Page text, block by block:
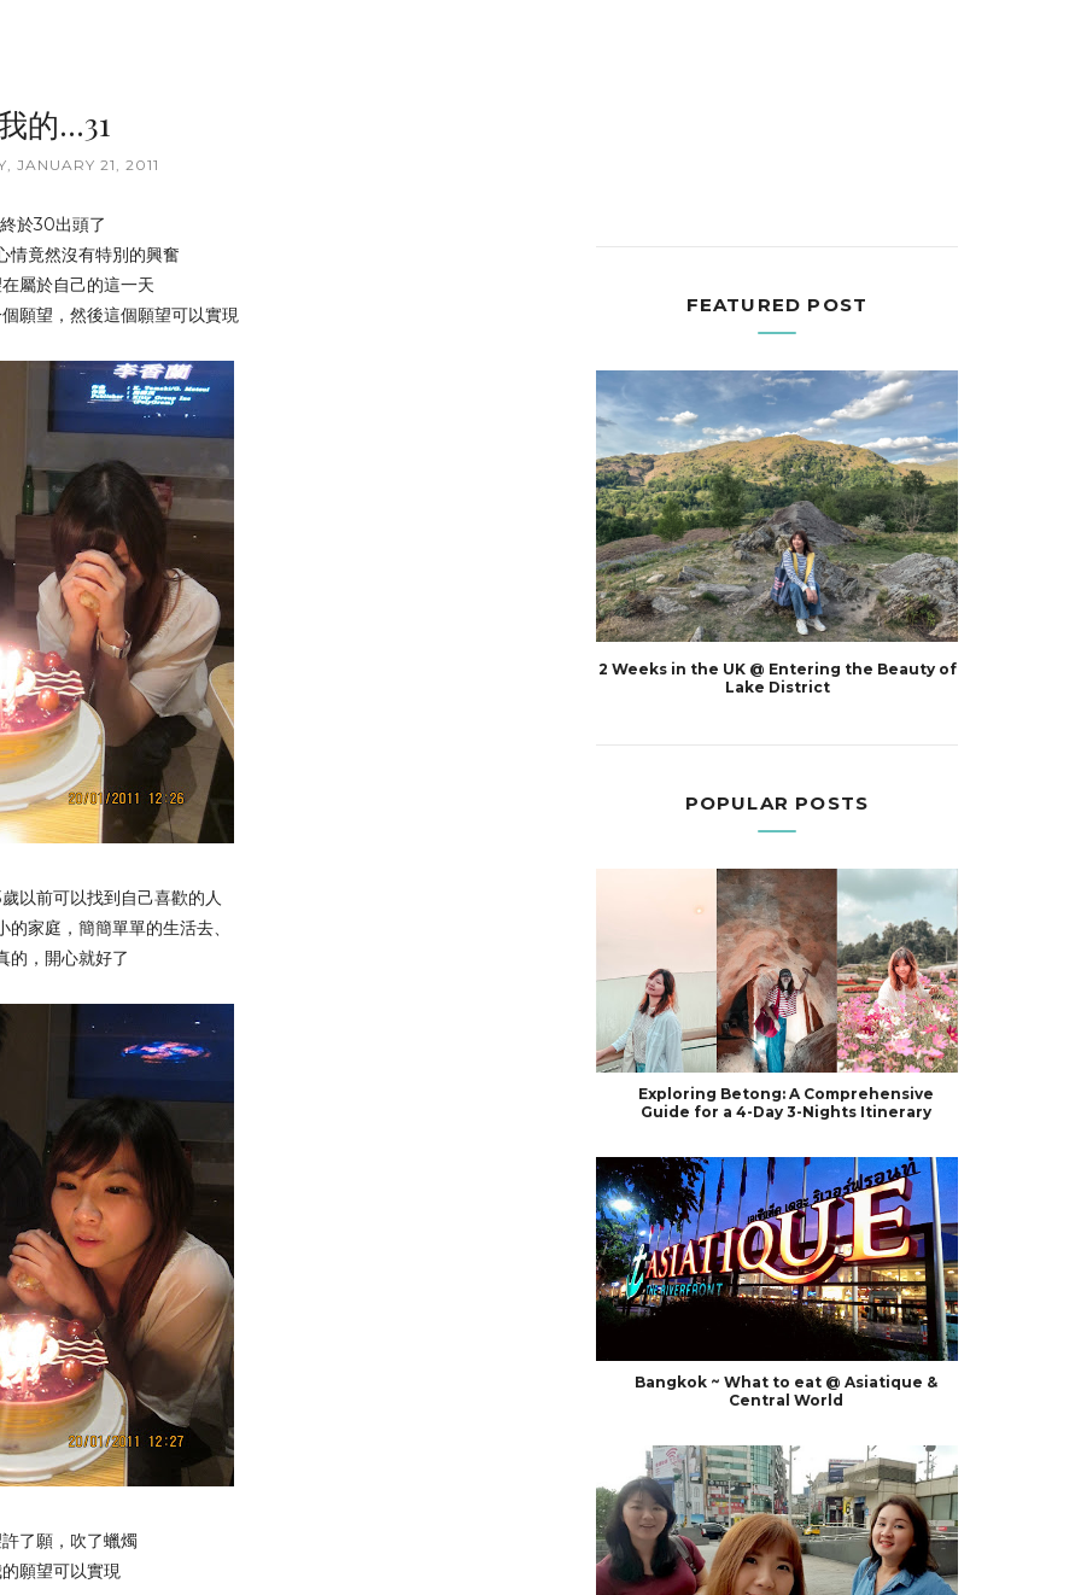
的...31
JANUARY 21, 2011
終於30出頭了
情竟然沒有特別的興奮
屬於自己的這一天
願望，然後這個願望可以實現
以前可以找到自己喜歡的人
的家庭，簡簡單單的生活去、
的，開心就好了
了願，吹了蠟燭
願望可以實現
FEATURED POST
2 Weeks in the UK @ Entering the Beauty of
Lake District
POPULAR POSTS
Exploring Betong: A Comprehensive
Guide for a 4-Day 3-Nights Itinerary
Bangkok ~ What to eat @ Asiatique &
Central World